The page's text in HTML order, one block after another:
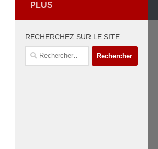
PLUS
RECHERCHEZ SUR LE SITE
Rechercher :